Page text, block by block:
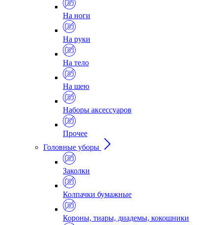
На ноги
На руки
На тело
На шею
Наборы аксессуаров
Прочее
Головные уборы
Заколки
Колпачки бумажные
Короны, тиары, диадемы, кокошники